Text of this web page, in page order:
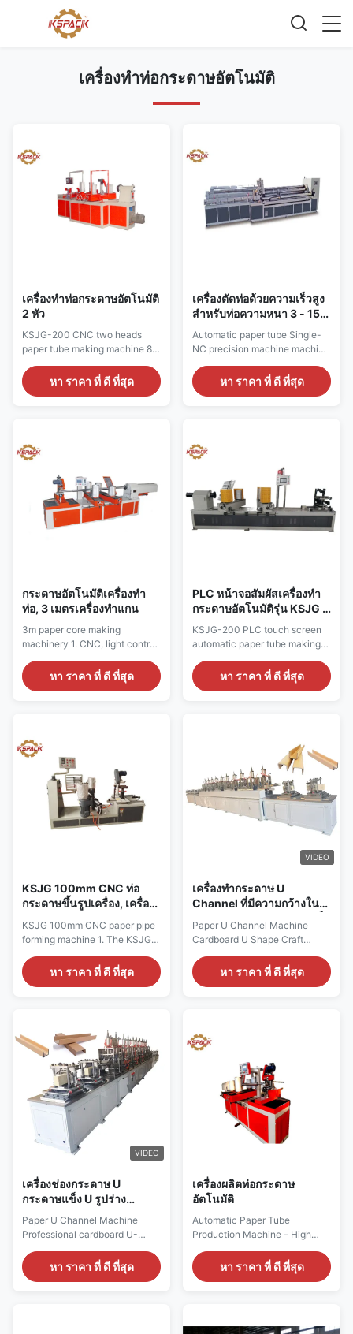
เครื่องทำท่อกระดาษอัตโนมัติ
เครื่องทําท่อกระดาษอัตโนมัติ
2 หัว
KSJG-200 CNC two heads
paper tube making machine 8.
The host two adjustable
pedestal arm below each of the
three spherical support column,
sided force, thereby enhancing
the service life of parts. 9. The
หา ราคา ที่ ดี ที่สุด
เครื่องตัดท่อด้วยความเร็วสูง
สำหรับท่อความหนา 3 - 15
มม. เบรครู
Automatic paper tube Single-
NC precision machine machine
feature: 1. Applicable paper
tube diameter ¢ 76-152mm;
tube thickness of 3-15mm;
and other functions. 2. Paper
tube cutting the shortest length
หา ราคา ที่ ดี ที่สุด
กระดาษอัตโนมัติเครื่องทำ
ท่อ, 3 เมตรเครื่องทำแกน
3m paper core making
machinery 1. CNC, light control
two fixed-length mode, make
the operation more convenient
and faster. 2. The main motor
3.The main engine is WP0155
reducer, this reducer runs
smoothly and ...
หา ราคา ที่ ดี ที่สุด
PLC หน้าจอสัมผัสเครื่องทำ
กระดาษอัตโนมัติรุ่น KSJG -
200
KSJG-200 PLC touch screen
automatic paper tube making
machine 1. For paper tube
diameter Ø30-200mm; paper
tube thickness of 1-15mm
(m / min). 3. No resistance four
machine so that the paper tube
strength has been ...
หา ราคา ที่ ดี ที่สุด
KSJG 100mm CNC ท่อ
กระดาษขึ้นรูปเครื่อง, เครื่อง
KSJG 100mm CNC paper pipe
forming machine 1. The KSJG
automatic paper tube making
machine adjusts the seat below
of the swing arm, reducing the
lower drive bearing the single-
sided force, ...
หา ราคา ที่ ดี ที่สุด
VIDEO
เครื่องทํากระดาษ U
Channel ที่มีความกว้างใน
60 เมตรต่อนาที และควบคุม
ด้วยตัวเลขสําหรับการทํา
กระดาษ U Shape Corner
Board
Paper U Channel Machine
Cardboard U Shape Craft
Corner Board Making Machine
for industrial packaging
20-100mmThickness * Length:
50-9000mm Production Speed
0-30 m/min Host Power 7.5kW
หา ราคา ที่ ดี ที่สุด
VIDEO
เครื่องช่องกระดาษ U
กระดาษแข็ง U รูปร่าง
หัตถกรรมกระดาษป้องกัน
ขอบมุมกระดาษเครื่องทำ
Paper U Channel Machine
Professional cardboard U-
protector and paper corner
board making machine
หา ราคา ที่ ดี ที่สุด
เครื่องผลิตท่อกระดาษ
อัตโนมัติ
Automatic Paper Tube
Production Machine – High
Overview The Automatic Paper
Tube Production Machine
หา ราคา ที่ ดี ที่สุด